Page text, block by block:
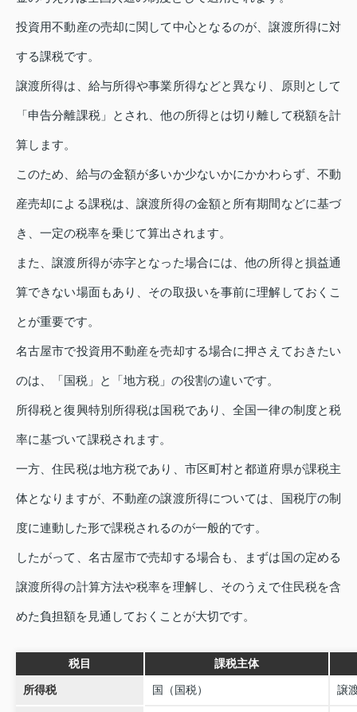
投資用不動産の売却に関して中心となるのが、譲渡所得に対
する課税です。
譲渡所得は、給与所得や事業所得などと異なり、原則として
「申告分離課税」とされ、他の所得とは切り離して税額を計
算します。
このため、給与の金額が多いか少ないかにかかわらず、不動
産売却による課税は、譲渡所得の金額と所有期間などに基づ
き、一定の税率を乗じて算出されます。
また、譲渡所得が赤字となった場合には、他の所得と損益通
算できない場面もあり、その取扱いを事前に理解しておくこ
とが重要です。
名古屋市で投資用不動産を売却する場合に押さえておきたい
のは、「国税」と「地方税」の役割の違いです。
所得税と復興特別所得税は国税であり、全国一律の制度と税
率に基づいて課税されます。
一方、住民税は地方税であり、市区町村と都道府県が課税主
体となりますが、不動産の譲渡所得については、国税庁の制
度に連動した形で課税されるのが一般的です。
したがって、名古屋市で売却する場合も、まずは国の定める
譲渡所得の計算方法や税率を理解し、そのうえで住民税を含
めた負担額を見通しておくことが大切です。
税目 課税主体
所得税 国（国税） 譲